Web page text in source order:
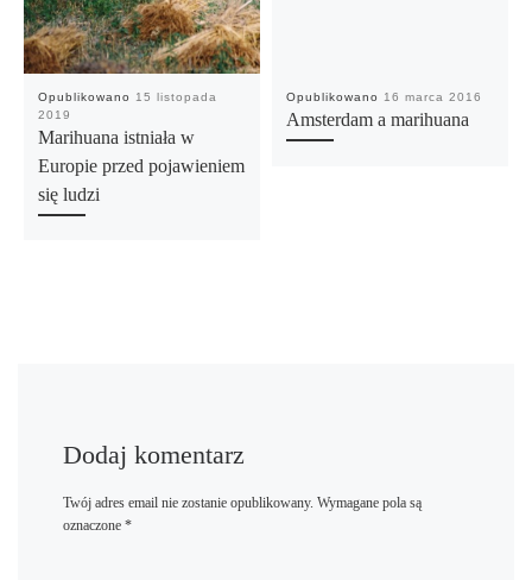
Opublikowano
15 listopada
2019
Marihuana istniała w
Europie przed pojawieniem
się ludzi
Opublikowano 16 marca 2016
Amsterdam a marihuana
Dodaj komentarz
Twój adres email nie zostanie opublikowany. Wymagane pola są
oznaczone *